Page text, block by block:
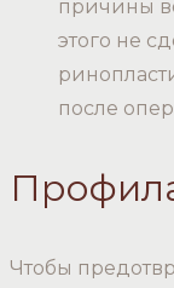
причины
этого не
после
Чтобы